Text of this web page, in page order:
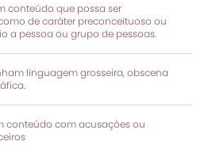
conteúdo que possa ser
de caráter preconceituoso ou
a pessoa ou grupo de pessoas.
linguagem grosseira, obscena
conteúdo com acusações ou